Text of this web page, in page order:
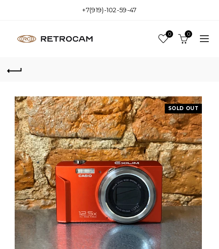
+7(919)-102-59-47
0 0
SOLD OUT